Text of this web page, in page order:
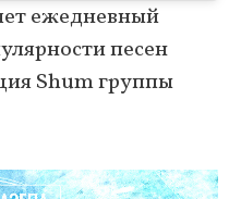
ежедневный
песен
Shum группы